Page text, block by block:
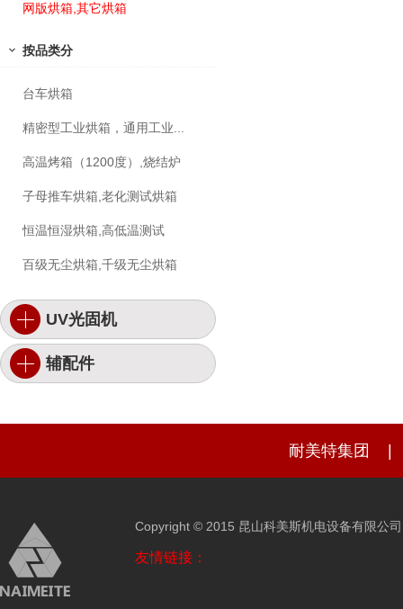
网版烘箱,其它烘箱
按品类分
台车烘箱
精密型工业烘箱，通用工业...
高温烤箱（1200度）,烧结炉
子母推车烘箱,老化测试烘箱
恒温恒湿烘箱,高低温测试
百级无尘烘箱,千级无尘烘箱
UV光固机
辅配件
耐美特集团
Copyright © 2015 昆山科美斯机电设备有限公
友情链接：